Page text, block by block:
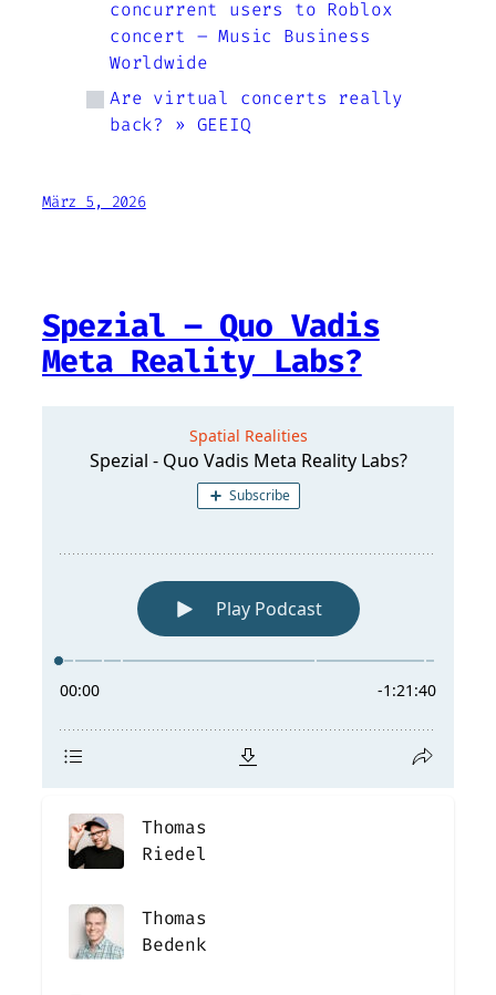
concurrent users to Roblox
concert – Music Business
Worldwide
Are virtual concerts really
back? » GEEIQ
März 5, 2026
Spezial – Quo Vadis
Meta Reality Labs?
Thomas
Riedel
Thomas
Bedenk